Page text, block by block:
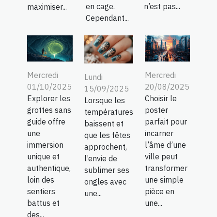
maximiser...
en cage.
Cependant...
n’est pas...
Mercredi
01/10/2025
Explorer les
grottes sans
guide offre
une
immersion
unique et
authentique,
loin des
sentiers
battus et
des...
Lundi
15/09/2025
Lorsque les
températures
baissent et
que les fêtes
approchent,
l’envie de
sublimer ses
ongles avec
une...
Mercredi
20/08/2025
Choisir le
poster
parfait pour
incarner
l’âme d’une
ville peut
transformer
une simple
pièce en
une...